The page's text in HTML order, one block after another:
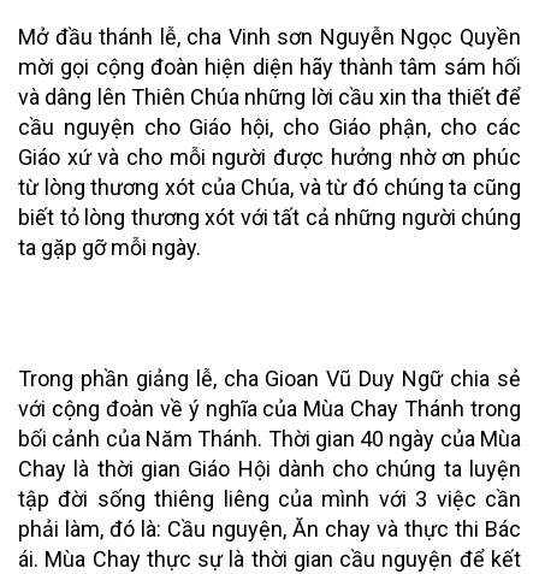
Mở đầu thánh lễ, cha Vinh sơn Nguyễn Ngọc Quyền
mời gọi cộng đoàn hiện diện hãy thành tâm sám hối
và dâng lên Thiên Chúa những lời cầu xin tha thiết để
cầu nguyện cho Giáo hội, cho Giáo phận, cho các
Giáo xứ và cho mỗi người được hưởng nhờ ơn phúc
từ lòng thương xót của Chúa, và từ đó chúng ta cũng
biết tỏ lòng thương xót với tất cả những người chúng
ta gặp gỡ mỗi ngày.
Trong phần giảng lễ, cha Gioan Vũ Duy Ngữ chia sẻ
với cộng đoàn về ý nghĩa của Mùa Chay Thánh trong
bối cảnh của Năm Thánh. Thời gian 40 ngày của Mùa
Chay là thời gian Giáo Hội dành cho chúng ta luyện
tập đời sống thiêng liêng của mình với 3 việc cần
phải làm, đó là: Cầu nguyện, Ăn chay và thực thi Bác
ái. Mùa Chay thực sự là thời gian cầu nguyện để kết